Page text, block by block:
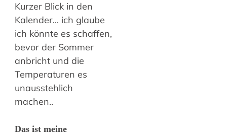
Kurzer Blick in den
Kalender... ich glaube
ich könnte es schaffen,
bevor der Sommer
anbricht und die
Temperaturen es
unausstehlich
machen..
Das ist meine